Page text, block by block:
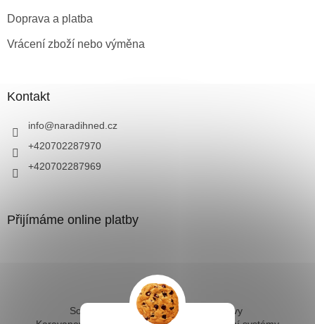
Doprava a platba
Vrácení zboží nebo výměna
Kontakt
info@naradihned.cz
+420702287970
+420702287969
Přijímáme online platby
Solární ohřev vody - kompletní sestavy